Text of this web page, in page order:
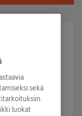
sekä
luokat